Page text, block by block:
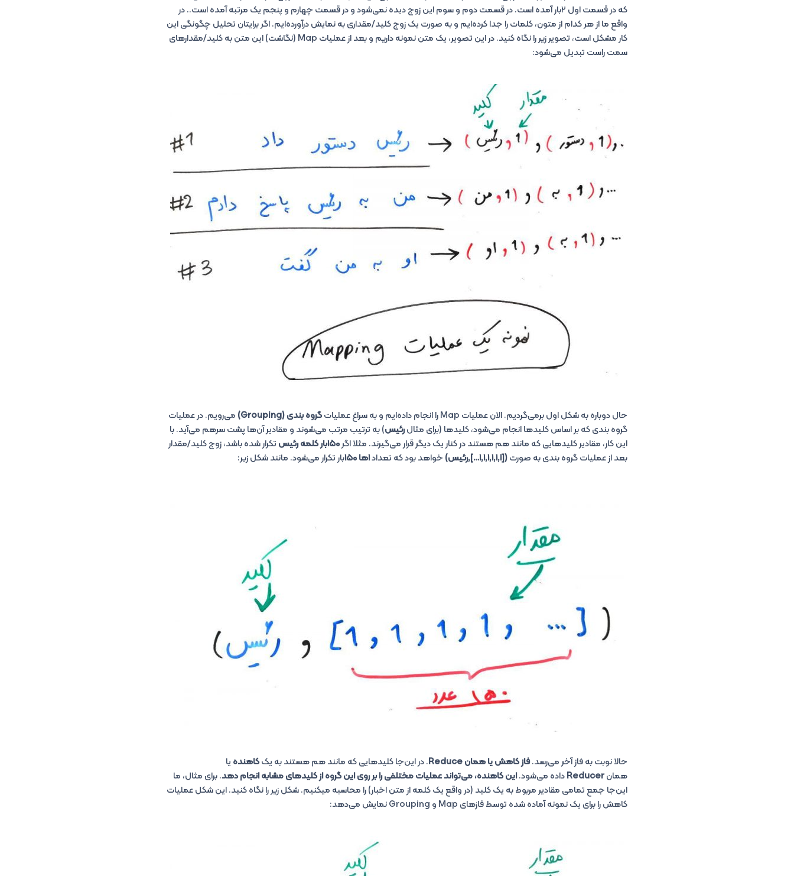
که در قسمت اول ۲بار آمده است. در قسمت دوم و سوم این زوج دیده نمی‌شود و در قسمت چهارم و پنجم یک مرتبه آمده است.. در
واقع ما از هر کدام از متون، کلمات را جدا کرده‌ایم و به صورت یک زوج کلید/مقداری به نمایش درآورده‌ایم. اگر برایتان تحلیل چگونگی این
کار مشکل است، تصویر زیر را نگاه کنید. در این تصویر، یک متن نمونه داریم و بعد از عملیات Map (نگاشت) این متن به کلید/مقدارهای
سمت راست تبدیل می‌شود:
حال دوباره به شکل اول برمی‌گردیم. الان عملیات Map را انجام داده‌ایم و به سراغ عملیات گروه بندی (Grouping)
می‌رویم. در عملیات
گروه بندی که بر اساس کلید‌ها انجام می‌شود، کلید‌ها (برای مثالرئیس) به ترتیب مرتب می‌شوند و مقادیر آن‌ها پشت سرهم می‌آید. با
این کار، مقادیر کلید‌هایی که مانند هم هستند در کنار یک دیگر قرار می‌گیرند. مثلا اگر۱۵۰بار کلمه رئیس
تکرار شده باشد، زوج کلید/مقدار
بعد از عملیات گروه بندی به صورت([۱,۱,۱,۱,۱,۱…],رئیس) خواهد بود که تعداد۱ها ۱۵۰ بار تکرار می‌شود. مانند شکل زیر:
حالا نوبت به فاز آخر می‌رسد.فاز کاهش یا همان Reduce . در این‌جا کلید‌هایی که مانند هم هستند به یککاهنده یا
همانReducerداده می‌شود.این کاهنده، می‌تواند عملیات مختلفی را بر روی این گروه از کلید‌های مشابه انجام دهد. برای مثال، ما
این‌جا جمع تمامی مقادیر مربوط به یک کلید (در واقع یک کلمه از متن اخبار) را محاسبه میکنیم. شکل زیر را نگاه کنید. این شکل عملیات
کاهش را برای یک نمونه آماده شده توسط فاز‌های Map و Grouping نمایش می‌دهد: